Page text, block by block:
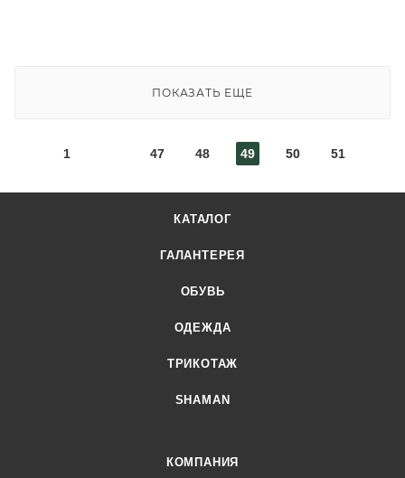
ПОКАЗАТЬ ЕЩЕ
1 47 48 49 50 51
КАТАЛОГ
ГАЛАНТЕРЕЯ
ОБУВЬ
ОДЕЖДА
ТРИКОТАЖ
SHAMAN
КОМПАНИЯ